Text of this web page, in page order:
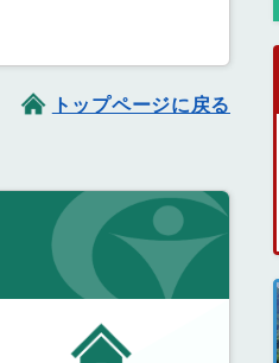
トップページに戻る